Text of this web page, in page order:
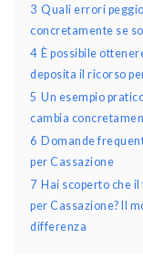
3 Quali errori
concretamente se
4 È possibile
deposita il ricorso
5 Un esempio
cambia
6 Domande
per Cassazione
7 Hai scoperto che
per Cassazione? Il
differenza